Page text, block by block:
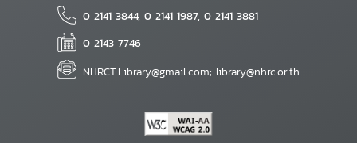
0 2141 3844, 0 2141 1987, 0 2141 3881
0 2143 7746
NHRCT.Library@gmail.com; library@nhrc.or.th